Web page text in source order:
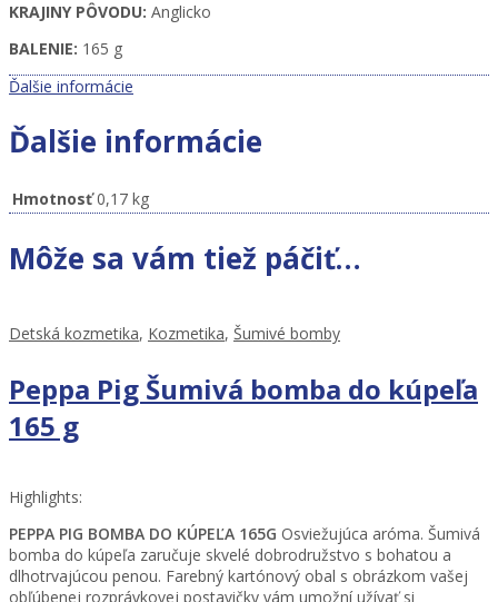
KRAJINY PÔVODU: Anglicko
BALENIE: 165 g
Ďalšie informácie
Ďalšie informácie
Hmotnosť 0,17 kg
Môže sa vám tiež páčiť…
Detská kozmetika, Kozmetika, Šumivé bomby
Peppa Pig Šumivá bomba do kúpeľa
165 g
Highlights:
PEPPA PIG BOMBA DO KÚPEĽA 165G Osviežujúca aróma. Šumivá
bomba do kúpeľa zaručuje skvelé dobrodružstvo s bohatou a
dlhotrvajúcou penou. Farebný kartónový obal s obrázkom vašej
obľúbenej rozprávkovej postavičky vám umožní užívať si